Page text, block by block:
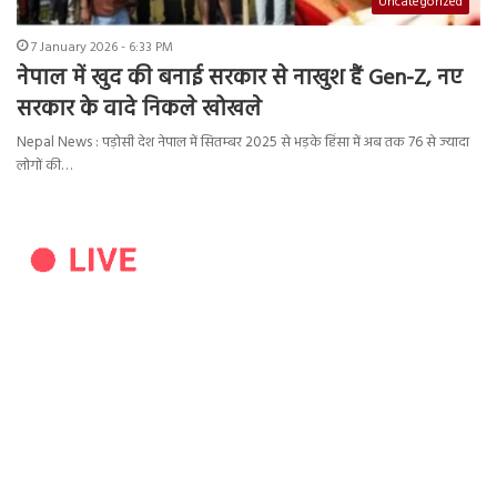
7 January 2026 - 6:33 PM
नेपाल में खुद की बनाई सरकार से नाखुश हैं Gen-Z, नए
सरकार के वादे निकले खोखले
Nepal News : पड़ोसी देश नेपाल में सितम्बर 2025 से भड़के हिंसा में अब तक 76 से ज्यादा
लोगों की…